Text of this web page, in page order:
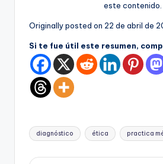
este contenido.
Originally posted on 22 de abril de
Si te fue útil este resumen,
Etiquetas:
diagnóstico ética practica